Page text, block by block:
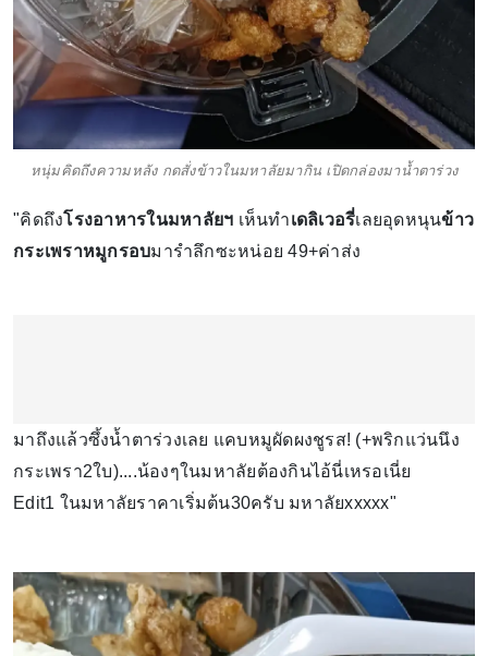
หนุ่มคิดถึงความหลัง กดสั่งข้าวในมหาลัยมากิน เปิดกล่องมาน้ำตาร่วง
"คิดถึงโรงอาหารในมหาลัยฯ เห็นทำเดลิเวอรี่เลยอุดหนุนข้าว
กระเพราหมูกรอบมารำลึกซะหน่อย 49+ค่าส่ง
มาถึงแล้วซึ้งน้ำตาร่วงเลย แคบหมูผัดผงชูรส! (+พริกแว่นนึง
กระเพรา2ใบ)....น้องๆในมหาลัยต้องกินไอ้นี่เหรอเนี่ย
Edit1 ในมหาลัยราคาเริ่มต้น30ครับ มหาลัยxxxxx"